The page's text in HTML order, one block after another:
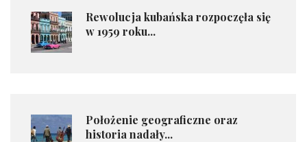
Rewolucja kubańska rozpoczęła się
w 1959 roku...
Położenie geograficzne oraz
historia nadały...